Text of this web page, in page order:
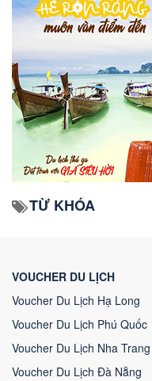
TỪ KHÓA
VOUCHER DU LỊCH
Voucher Du Lịch Hạ Long
Voucher Du Lịch Phú Quốc
Voucher Du Lịch Nha Trang
Voucher Du Lịch Đà Nẵng